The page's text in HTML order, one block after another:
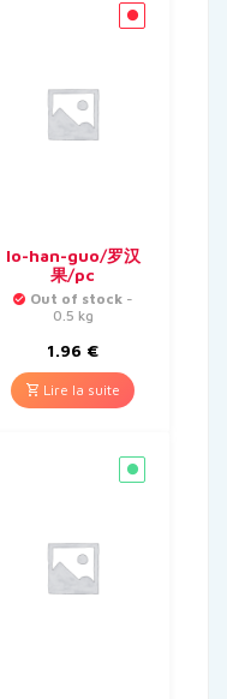
lo-han-guo/罗汉
果/pc
Out of stock -
0.5 kg
1.96 €
Lire la suite